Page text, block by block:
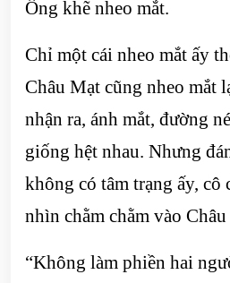
Ông khẽ nheo mắt.
Chỉ một cái nheo mắt ấy
Châu Mạt cũng nheo mắt
nhận ra, ánh mắt, đường
giống hệt nhau. Nhưng
không có tâm trạng ấy,
nhìn chằm chằm vào Châu
“Không làm phiền hai